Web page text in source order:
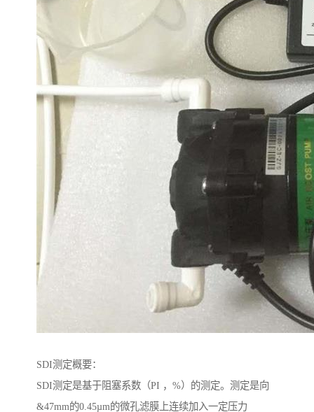
SDI测定概要：
SDI测定是基于阻塞系数（PI ，%）的测定。测定是向
&47mm的0.45µm的微孔滤膜上连续加入一定压力